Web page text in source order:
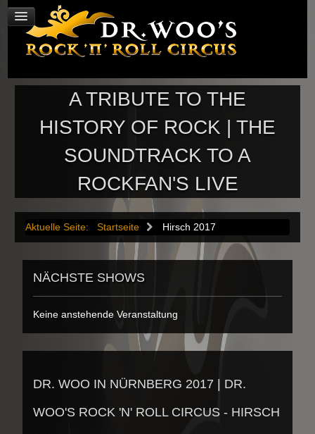
A TRIBUTE TO THE
HISTORY OF ROCK | THE
SOUNDTRACK TO A
ROCKFAN'S LIVE
Aktuelle Seite: Startseite Hirsch 2017
NÄCHSTE SHOWS
Keine anstehende Veranstaltung
DR. WOO IN NÜRNBERG 2017 | DR.
WOO'S ROCK 'N' ROLL CIRCUS - HIRSCH